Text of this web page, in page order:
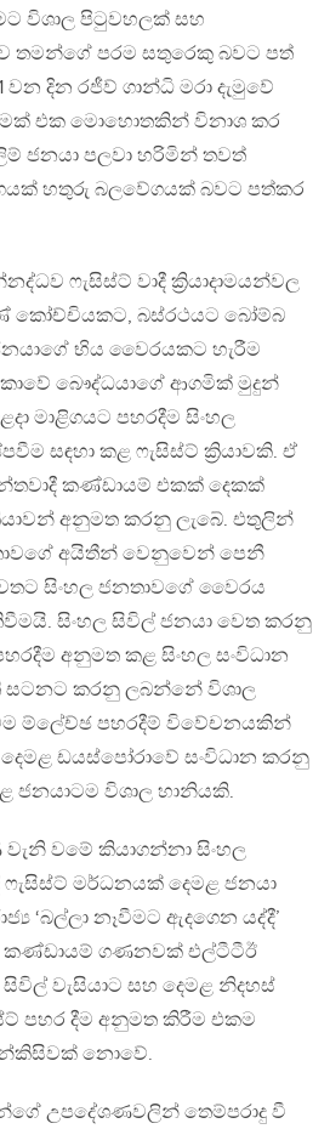
විශාල පිටුවහලක් සහ
තමන්ගේ පරම සතුරෙකු බවට පත්
වන දින රජීව් ගාන්ධි මරා දැමුවේ
එක මොහොතකින් විනාශ කර
ජනයා පලවා හරිමින් තවත්
හතුරු බලවේගයක් බවට පත්කර
ෆැසිස්ට් වාදී ක්‍රියාදාමයන්වල
කෝච්චියකට, බස්රථයට බෝම්බ
භිය වෛරයකට හැරීම
බෞද්ධයාගේ ආගමික් මුදුන්
මාළිගයට පහරදීම සිංහල
සඳහා කළ ෆැසිස්ට් ක්‍රියාවකි. ඒ
කණ්ඩායම් එකක් දෙකක්
අනුමත කරනු ලැබේ. එතුලින්
අයිතීන් වෙනුවෙන් පෙනී
සිංහල ජනතාවගේ වෛරය
සිංහල සිවිල් ජනයා වෙත කරනු
අනුමත කළ සිංහල සංවිධාන
සටනට කරනු ලබන්නේ විශාල
ම්ලේච්ඡ පහරදීම් විවේචනයකින්
ඩයස්පෝරාවේ සංවිධාන කරනු
ජනයාටම විශාල හානියකි.
වමේ කියාගන්නා සිංහල
ෆැසිස්ට් මර්ධනයක් දෙමළ ජනයා
‘බල්ලා නෑවීමට ඇදගෙන යද්දී’
කණ්ඩායම් ගණනවක් එල්ටීටීඊ
වැසියාට සහ දෙමළ නිදහස්
පහර දීම අනුමත කිරීම එකම
නොවේ.
උපදේශණවලින් තෙම්පරාදු වී